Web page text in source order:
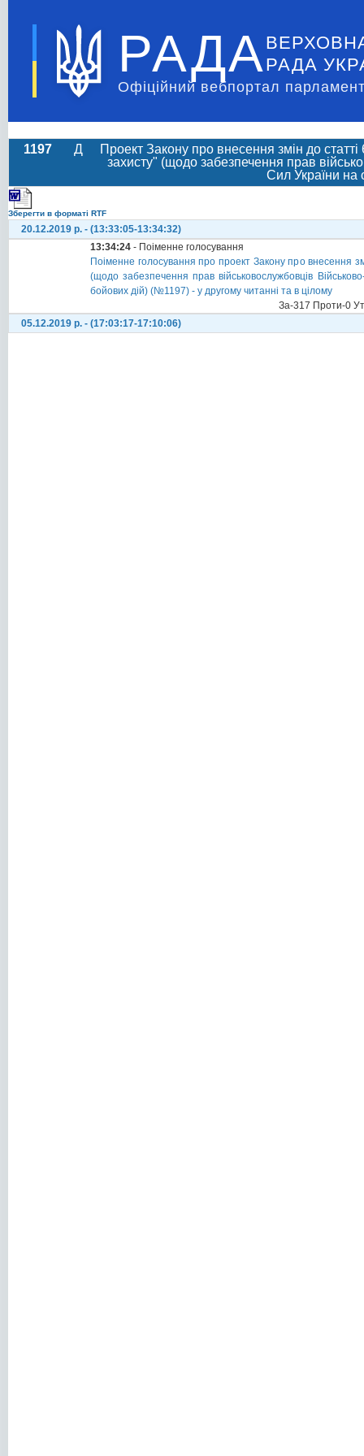
РАДА РАДА
Офіційний вебпортал
1197 Д
Проект Закону про внесення змін до статті
захисту" (щодо забезпечення прав
Сил України на
Зберегти в форматі RTF
20.12.2019 р. - (13:33:05-13:34:32)
13:34:24 - Поіменне голосування
Поіменне голосування про проект Закону про внесення
(щодо забезпечення прав військовослужбовців
бойових дій) (№1197) - у другому читанні та в цілому
За-317 Проти-0
05.12.2019 р. - (17:03:17-17:10:06)